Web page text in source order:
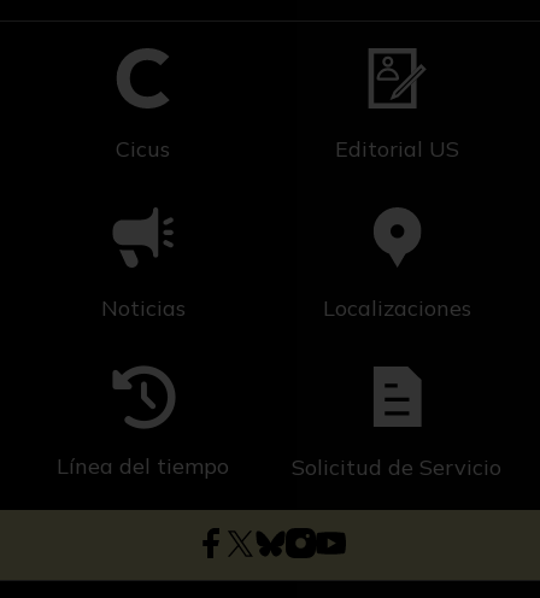
Cicus Editorial US
Noticias Localizaciones
Línea del tiempo Solicitud de Servicio